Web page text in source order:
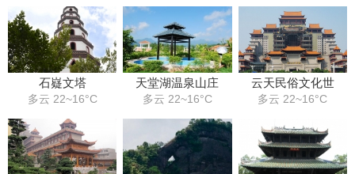
石嶷文塔
多云 22~16°C
天堂湖温泉山庄
多云 22~16°C
云天民俗文化世
多云 22~16°C